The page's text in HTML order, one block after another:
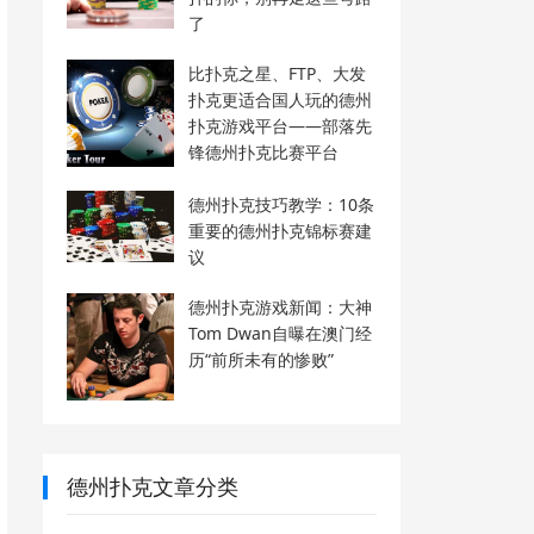
了
比扑克之星、FTP、大发
扑克更适合国人玩的德州
扑克游戏平台——部落先
锋德州扑克比赛平台
德州扑克技巧教学：10条
重要的德州扑克锦标赛建
议
德州扑克游戏新闻：大神
Tom Dwan自曝在澳门经
历“前所未有的惨败”
德州扑克文章分类